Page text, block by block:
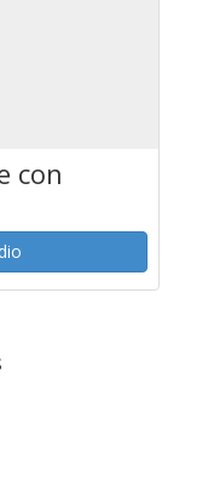
con